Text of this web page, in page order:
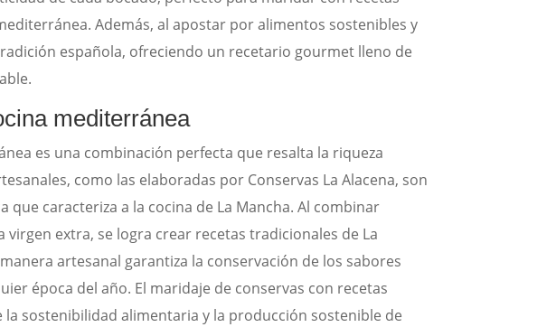
Además, al apostar por alimentos sostenibles y
española, ofreciendo un recetario gourmet lleno de
mediterránea
es una combinación perfecta que resalta la riqueza
como las elaboradas por Conservas La Alacena, son
caracteriza a la cocina de La Mancha. Al combinar
extra, se logra crear recetas tradicionales de La
artesanal garantiza la conservación de los sabores
época del año. El maridaje de conservas con recetas
sostenibilidad alimentaria y la producción sostenible de